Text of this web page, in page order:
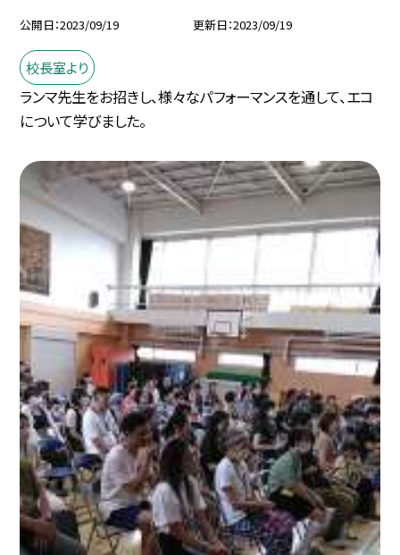
公開日 2023/09/19 更新日 2023/09/19
校長室より
ランマ先生をお招きし、様々なパフォーマンスを通して、エコ
について学びました。